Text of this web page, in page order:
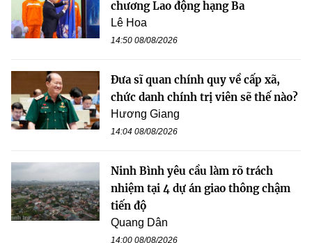
chương Lao động hạng Ba
Lê Hoa
14:50 08/08/2026
Đưa sĩ quan chính quy về cấp xã,
chức danh chính trị viên sẽ thế nào?
Hương Giang
14:04 08/08/2026
Ninh Bình yêu cầu làm rõ trách
nhiệm tại 4 dự án giao thông chậm
tiến độ
Quang Dân
14:00 08/08/2026